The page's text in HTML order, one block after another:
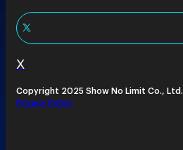
X
Copyright 2025 Show No Limit Co., Ltd.
Privacy Policy